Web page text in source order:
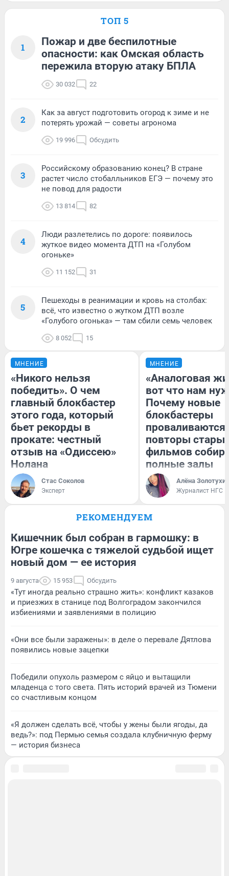
ТОП 5
1
Пожар и две беспилотные
опасности: как Омская область
пережила вторую атаку БПЛА
30 032 22
2
Как за август подготовить огород к зиме и не
потерять урожай — советы агронома
19 996 Обсудить
3
Российскому образованию конец? В стране
растет число стобалльников ЕГЭ — почему это
не повод для радости
13 814 82
4
Люди разлетелись по дороге: появилось
жуткое видео момента ДТП на «Голубом
огоньке»
11 152 31
5
Пешеходы в реанимации и кровь на столбах:
всё, что известно о жутком ДТП возле
«Голубого огонька» — там сбили семь человек
8 052 15
МНЕНИЕ
«Никого нельзя
победить». О чем
главный блокбастер
этого года, который
бьет рекорды в
прокате: честный
отзыв на «Одиссею»
Нолана
Стас Соколов
Эксперт
МНЕНИЕ
«Аналоговая
вот что нам
Почему новые
блокбастеры
повторы
фильмов
полные залы
Алёна
Журналист НГС
РЕКОМЕНДУЕМ
Кишечник был собран в гармошку: в
Югре кошечка с тяжелой судьбой ищет
новый дом — ее история
9 августа 15 953 Обсудить
«Тут иногда реально страшно жить»: конфликт казаков
и приезжих в станице под Волгоградом закончился
избиениями и заявлениями в полицию
«Они все были заражены»: в деле о перевале Дятлова
появились новые зацепки
Победили опухоль размером с яйцо и вытащили
младенца с того света. Пять историй врачей из Тюмени
со счастливым концом
«Я должен сделать всё, чтобы у жены были ягоды, да
ведь?»: под Пермью семья создала клубничную ферму
— история бизнеса